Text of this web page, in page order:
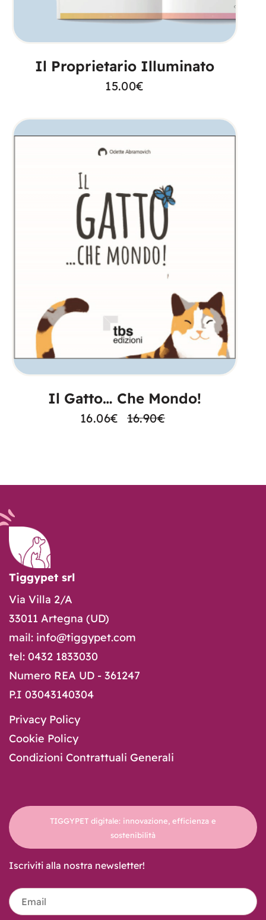
AGGIUNGI AL CARRELLO
Il Proprietario Illuminato
15.00€
AGGIUNGI AL CARRELLO
Il Gatto… Che Mondo!
16.90€
16.06€
Tiggypet srl
Via Villa 2/A
33011 Artegna (UD)
mail: info@tiggypet.com
tel: 0432 1833030
Numero REA UD - 361247
P.I 03043140304
Privacy Policy
Cookie Policy
Condizioni Contrattuali Generali
TIGGYPET digitale: innovazione, efficienza e
sostenibilità
Iscriviti alla nostra newsletter!